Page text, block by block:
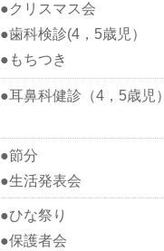
●クリスマス会
●歯科検診(4，5歳児）
●もちつき
●耳鼻科健診（4，5歳児）
●節分
●生活発表会
●ひな祭り
●保護者会